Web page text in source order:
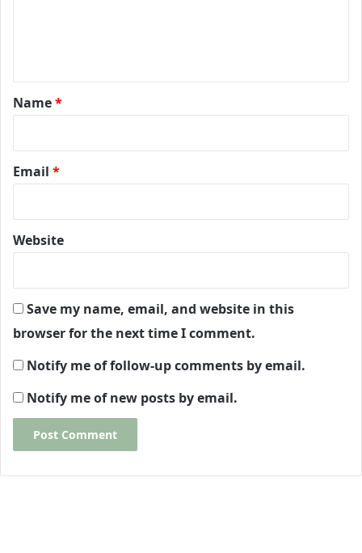
*
Name*
Email *
Website
Save my name, email, and website in this
browser for the next time I comment.
Notify me of follow-up comments by email.
Notify me of new posts by email.